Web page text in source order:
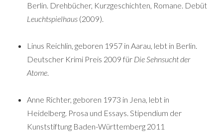
Berlin. Drehbücher, Kurzgeschichten, Romane. Debüt
Leuchtspielhaus (2009).
Linus Reichlin, geboren 1957 in Aarau, lebt in Berlin.
Deutscher Krimi Preis 2009 für Die Sehnsucht der
Atome.
Anne Richter, geboren 1973 in Jena, lebt in
Heidelberg. Prosa und Essays. Stipendium der
Kunststiftung Baden-Württemberg 2011